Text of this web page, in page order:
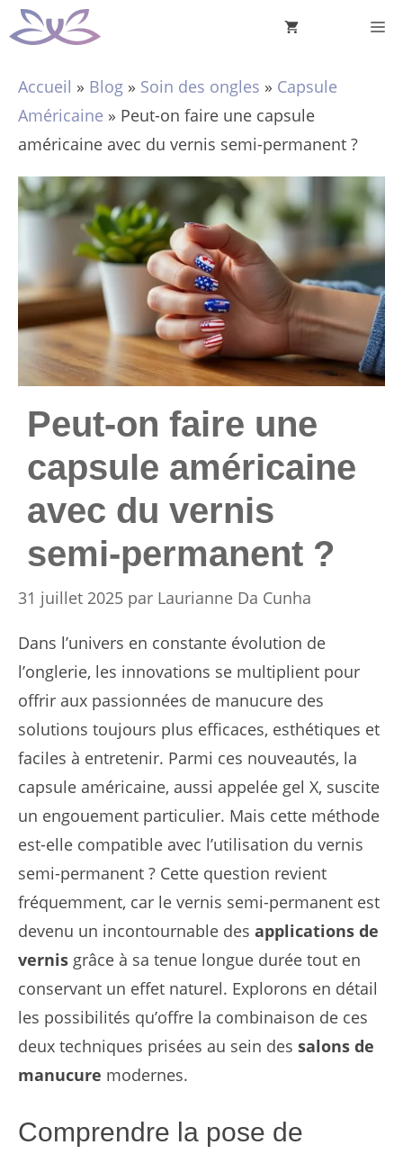
Aller
au
Accueil » Blog » Soin des ongles » Capsule
Américaine » Peut-on faire une capsule
américaine avec du vernis semi-permanent ?
Peut-on faire une
capsule américaine
avec du vernis
semi-permanent ?
31 juillet 2025 par Laurianne Da Cunha
Dans l’univers en constante évolution de
l’onglerie, les innovations se multiplient pour
offrir aux passionnées de manucure des
solutions toujours plus efficaces, esthétiques et
faciles à entretenir. Parmi ces nouveautés, la
capsule américaine, aussi appelée gel X, suscite
un engouement particulier. Mais cette méthode
est-elle compatible avec l’utilisation du vernis
semi-permanent ? Cette question revient
fréquemment, car le vernis semi-permanent est
devenu un incontournable des applications de
vernis grâce à sa tenue longue durée tout en
conservant un effet naturel. Explorons en détail
les possibilités qu’offre la combinaison de ces
deux techniques prisées au sein des salons de
manucure modernes.
Comprendre la pose de